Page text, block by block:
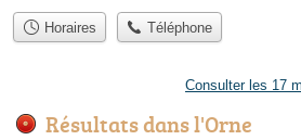
Horaires Téléphone
Consulter les 17
Résultats dans l'Orne